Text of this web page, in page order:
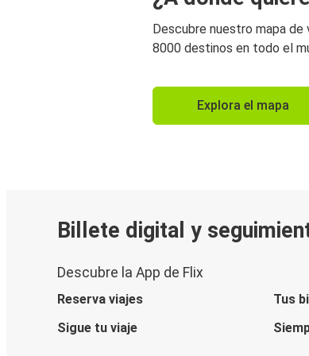
Descubre nuestro mapa de
8000 destinos en todo el
Explora el mapa
Billete digital y
Descubre la App de Flix
Reserva viajes
Tus
Sigue tu viaje